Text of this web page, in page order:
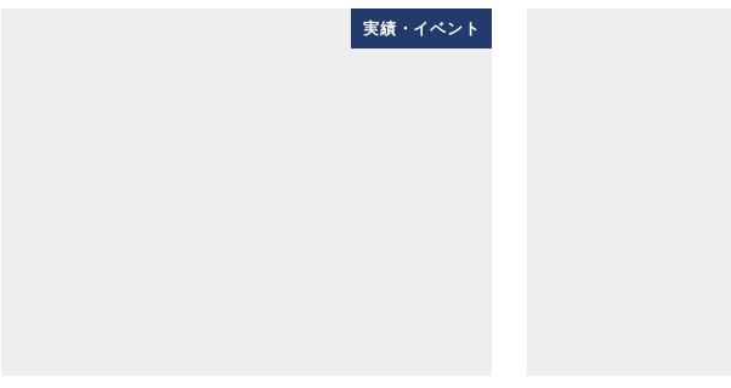
実績・イベント